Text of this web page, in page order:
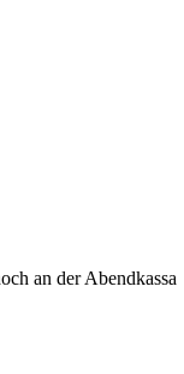
an der Abendkassa